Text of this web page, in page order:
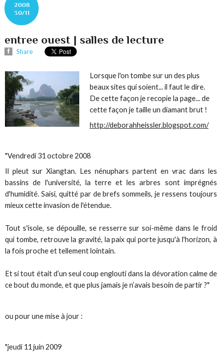
2008
30/11
entree ouest | salles de lecture
Share
Lorsque l'on tombe sur un des plus
beaux sites qui soient... il faut le dire.
De cette façon je recopie la page... de
cette façon je taille un diamant brut !
http://deborahheissler.blogspot.com/
"Vendredi 31 octobre 2008
Il pleut sur Xiangtan. Les nénuphars partent en vracdans les
bassins de l'université, la terre et les arbres sont imprégnés
d'humidité. Saisi, quitté par de brefs sommeils, je ressens toujours
mieux cette invasion de l'étendue.
Tout s'isole, se dépouille, se resserre sur soi-même dans le froid
qui tombe, retrouve la gravité, la paix qui porte jusqu'à l'horizon, à
la fois proche et tellement lointain.
Et si tout était d’un seul coup englouti dans la dévoration calme de
ce bout du monde, et que plus jamais je n’avais besoin de partir ?"
ou pour une mise à jour :
"jeudi 11 juin 2009